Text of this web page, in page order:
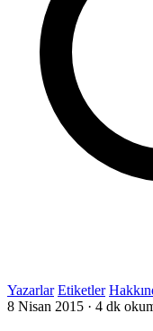
Yazarlar Etiketler
8 Nisan 2015 · 4 dk